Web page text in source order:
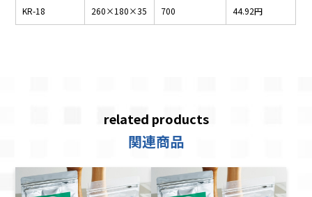
KR-18 260×180×35 700 44.92円
related products
関連商品